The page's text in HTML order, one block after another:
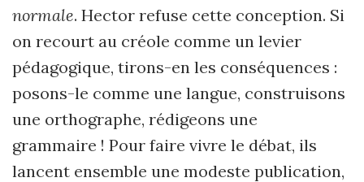
normale. Hector refuse cette conception. Si
on recourt au créole comme un levier
pédagogique, tirons-en les conséquences :
posons-le comme une langue, construisons
une orthographe, rédigeons une
grammaire ! Pour faire vivre le débat, ils
lancent ensemble une modeste publication,